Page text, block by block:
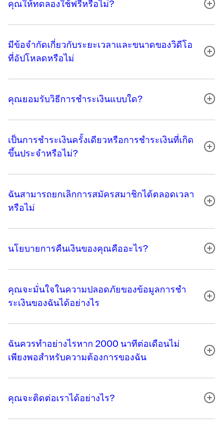
คุณให้ทดลองใช้ฟรีหรือไม่?
มีข้อจํากัดเกี่ยวกับระยะเวลาและขนาดของวิดีโอ
ที่อัปโหลดหรือไม่
คุณยอมรับวิธีการชําระเงินแบบใด?
เป็นการชําระเงินครั้งเดียวหรือการชําระเงินที่เกิด
ขึ้นประจําหรือไม่?
ฉันสามารถยกเลิกการสมัครสมาชิกได้ตลอดเวลา
หรือไม่
นโยบายการคืนเงินของคุณคืออะไร?
คุณจะมั่นใจในความปลอดภัยของข้อมูลการชํา
ระเงินของฉันได้อย่างไร
ฉันควรทําอย่างไรหาก 2000 นาทีต่อเดือนไม่
เพียงพอสําหรับความต้องการของฉัน
คุณจะติดต่อเราได้อย่างไร?